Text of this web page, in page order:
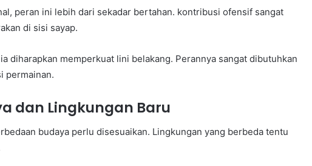
peran ini lebih dari sekadar bertahan. kontribusi ofensif sangat
di sisi sayap.
diharapkan memperkuat lini belakang. Perannya sangat dibutuhkan
permainan.
dan Lingkungan Baru
budaya perlu disesuaikan. Lingkungan yang berbeda tentu